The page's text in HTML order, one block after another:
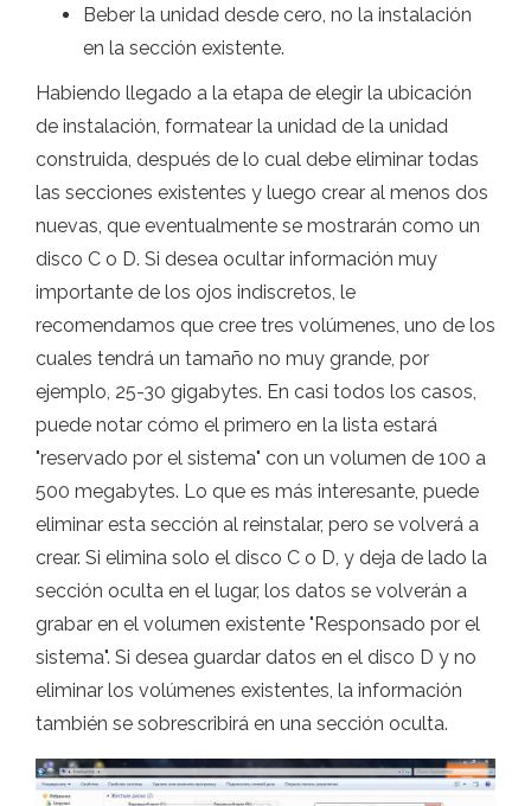
Beber la unidad desde cero, no la instalación
en la sección existente.
Habiendo llegado a la etapa de elegir la ubicación
de instalación, formatear la unidad de la unidad
construida, después de lo cual debe eliminar todas
las secciones existentes y luego crear al menos dos
nuevas, que eventualmente se mostrarán como un
disco C o D. Si desea ocultar información muy
importante de los ojos indiscretos, le
recomendamos que cree tres volúmenes, uno de los
cuales tendrá un tamaño no muy grande, por
ejemplo, 25-30 gigabytes. En casi todos los casos,
puede notar cómo el primero en la lista estará
"reservado por el sistema" con un volumen de 100 a
500 megabytes. Lo que es más interesante, puede
eliminar esta sección al reinstalar, pero se volverá a
crear. Si elimina solo el disco C o D, y deja de lado la
sección oculta en el lugar, los datos se volverán a
grabar en el volumen existente "Responsado por el
sistema". Si desea guardar datos en el disco D y no
eliminar los volúmenes existentes, la información
también se sobrescribirá en una sección oculta.